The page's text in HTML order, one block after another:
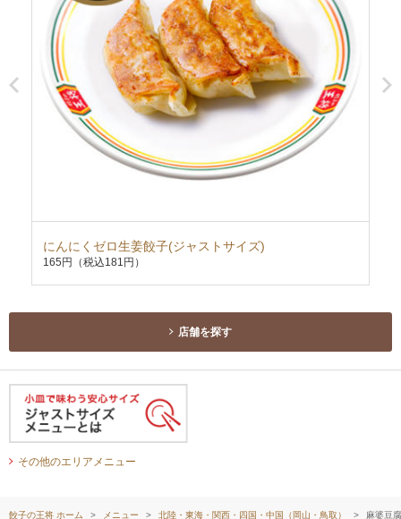
にんにくゼロ生姜餃子(ジャストサイズ)
165円 （税込181円）
店舗を探す
その他のエリアメニュー
餃子の王将 ホーム メニュー 北陸・東海・関西・四国・中国（岡山・鳥取） 麻婆豆